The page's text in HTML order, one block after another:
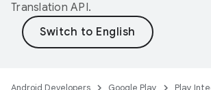
Translation API.
Android Developers Google Play Play